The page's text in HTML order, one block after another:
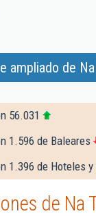
ampliado de
56.031
1.596 de Baleares
1.396 de Hoteles
de Na